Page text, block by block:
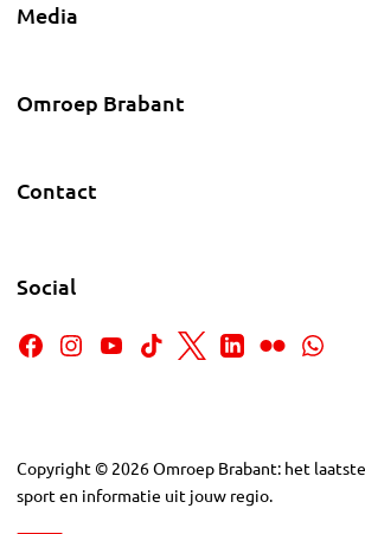
Media
Omroep Brabant
Contact
Social
Copyright © 2026Omroep Brabant: het
sport en informatie uit jouw regio.